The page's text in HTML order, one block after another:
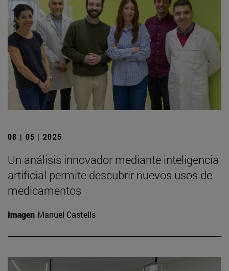
08 | 05 | 2025
Un análisis innovador mediante inteligencia
artificial permite descubrir nuevos usos de
medicamentos
Imagen Manuel Castells